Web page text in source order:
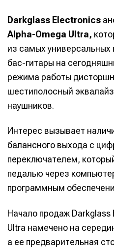
Darkglass Electronics
Alpha-Omega Ultra,
из самых универсальных
бас-гитары на
режима работы
шестиполосный
наушников.
Интерес вызывает
балансного выхода с
переключателем,
педалью через
программным
Начало продаж
Ultra намечено на
а ее предварительная